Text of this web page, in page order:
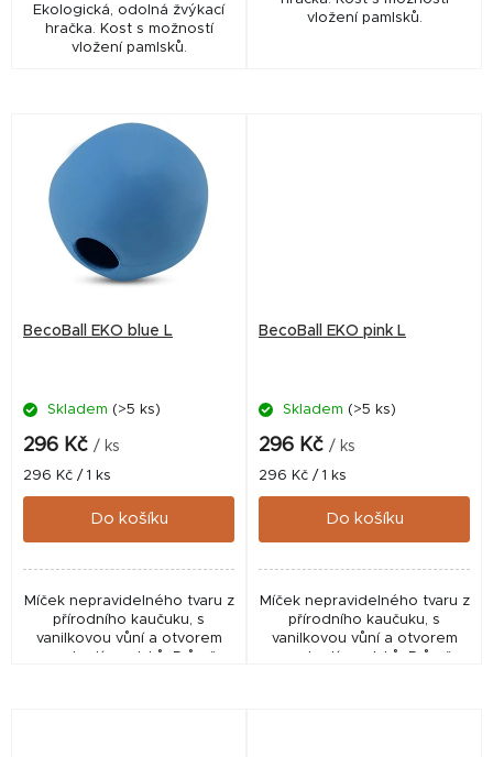
Ekologická, odolná žvýkací
hračka. Kost s možností
vložení pamlsků.
vložení pamlsků.
BecoBall EKO blue L
Skladem (>5 ks)
296 Kč / ks
Měrná
cena:
296 Kč / 1 ks
Do košíku
Míček nepravidelného tvaru z
přírodního kaučuku, s
vanilkovou vůní a otvorem
BecoBall EKO pink L
Skladem (>5 ks)
296 Kč / ks
Měrná
cena:
296 Kč / 1 ks
Do košíku
Míček nepravidelného tvaru z
přírodního kaučuku, s
vanilkovou vůní a otvorem